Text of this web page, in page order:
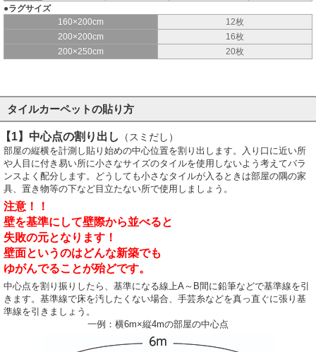
●ラグサイズ
160×200cm
12枚
200×200cm
16枚
200×250cm
20枚
タイルカーペットの貼り方
【1】中心点の割り出し （スミだし）
部屋の縦横を計測し貼り始めの中心位置を割り出します。入り口に近い所
や人目に付き易い所に小さなサイズのタイルを使用しないよう考えてバラ
ンスよく配分します。どうしても小さなタイルが入るときは部屋の隅の家
具、置き物等の下など目立たない所で使用しましょう。
注意！！
壁を基準にして壁際から並べると
失敗の元となります！
壁面というのはどんな新築でも
ゆがんでることが殆どです。
中心点を割り振りしたら、基準になる線上A～B間に鉛筆などで基準線を引
きます。基準線で床を汚したくない場合、手芸糸などを真っ直ぐに張り基
準線を引きましょう。
一例：横6m×縦4mの部屋の中心点